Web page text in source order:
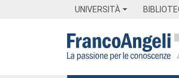
UNIVERSITÀ
Menu